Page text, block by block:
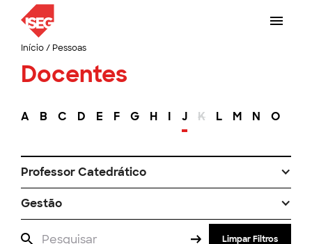
Início/ Pessoas
Docentes
A B C D E F G H I J K L M N O
Professor Catedrático
Gestão
Limpar Filtros